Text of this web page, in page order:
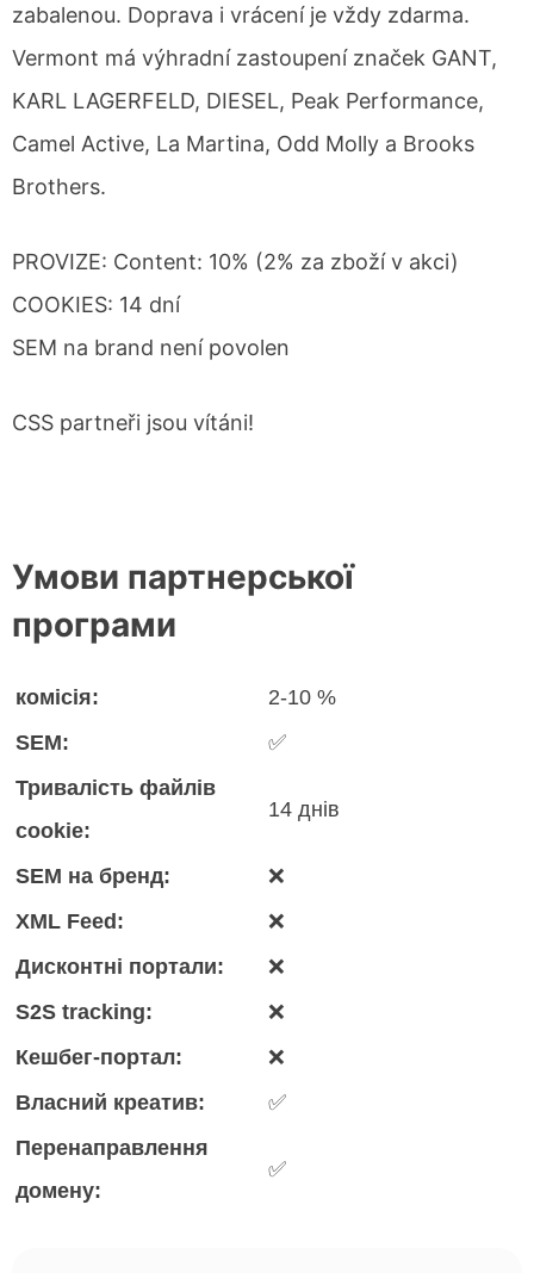
zabalenou. Doprava i vrácení je vždy zdarma.
Vermont má výhradní zastoupení značek GANT,
KARL LAGERFELD, DIESEL, Peak Performance,
Camel Active, La Martina, Odd Molly a Brooks
Brothers.
PROVIZE: Content: 10% (2% za zboží v akci)
COOKIES: 14 dní
SEM na brand není povolen
CSS partneři jsou vítáni!
Умови партнерської
програми
комісія:
2-10 %
SEM:
✅
Тривалість файлів
cookie:
14 днів
SEM на бренд:
❌
XML Feed:
❌
Дисконтні портали:
❌
S2S tracking:
❌
Кешбег-портал:
❌
Власний креатив:
✅
Перенаправлення
домену:
✅